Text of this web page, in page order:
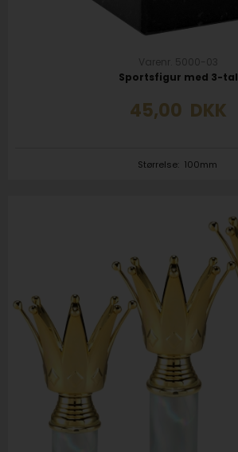
Varenr. 5000-03
Sportsfigur med 3-tal
45,00 DKK
Størrelse: 100mm